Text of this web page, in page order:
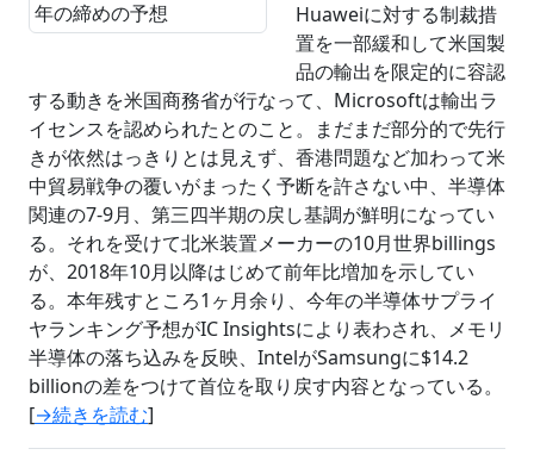
Huaweiに対する制裁措
置を一部緩和して米国製
品の輸出を限定的に容認
する動きを米国商務省が行なって、Microsoftは輸出ラ
イセンスを認められたとのこと。まだまだ部分的で先行
きが依然はっきりとは見えず、香港問題など加わって米
中貿易戦争の覆いがまったく予断を許さない中、半導体
関連の7-9月、第三四半期の戻し基調が鮮明になってい
る。それを受けて北米装置メーカーの10月世界billings
が、2018年10月以降はじめて前年比増加を示してい
る。本年残すところ1ヶ月余り、今年の半導体サプライ
ヤランキング予想がIC Insightsにより表わされ、メモリ
半導体の落ち込みを反映、IntelがSamsungに$14.2
billionの差をつけて首位を取り戻す内容となっている。
[→続きを読む]